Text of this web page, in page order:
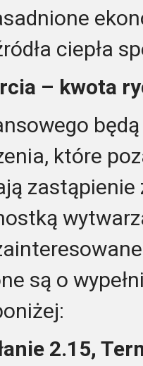
ciepła
– kwota
które
są o
2.15,